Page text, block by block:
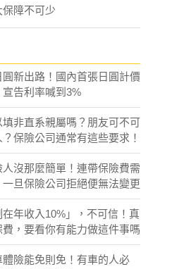
障不可少
圓新出路！國內首張日圓計價
告利率喊到3%
填非直系親屬嗎？朋友可不可
保險公司通常有這些要求！
沒那麼簡單！連帶保險費需
旦保險公司拒絕便無法變更
在年收入10%」，不可信！真
費，要看你有能力做這件事嗎
體險能免則免！有車的人必